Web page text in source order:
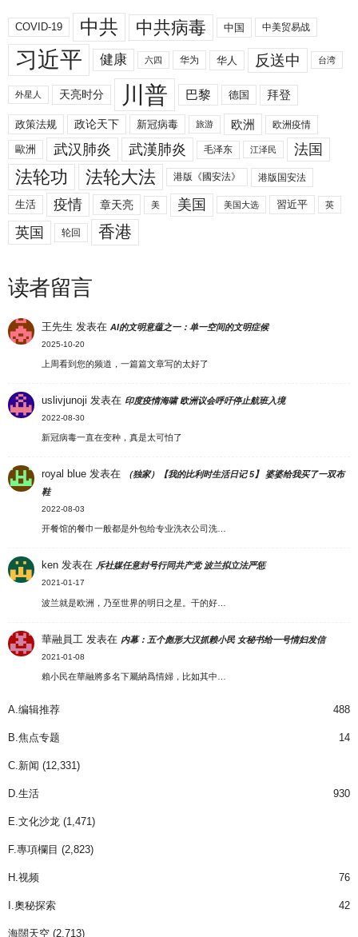
COVID-19 中共 中共病毒 中国 中美贸易战
习近平 健康 六四 华为 华人 反送中 台湾
外星人 天亮时分 川普 巴黎 德国 拜登
政策法规 政论天下 新冠病毒 旅游 欧洲 欧洲疫情
歐洲 武汉肺炎 武漢肺炎 毛泽东 江泽民 法国
法轮功 法轮大法 港版《國安法》 港版国安法
生活 疫情 章天亮 美 美国 美国大选 習近平 英
英国 轮回 香港
读者留言
王先生 发表在AI的文明意蕴之一：单一空间的文明症候
2025-10-20
上周看到您的频道，一篇篇文章写的太好了
uslivjunoji 发表在 印度疫情海啸 欧洲议会呼吁停止航班入境
2022-08-30
新冠病毒一直在变种，真是太可怕了
royal blue 发表在
（独家）【我的比利时生活日记 5】 婆婆给我买了一双布
鞋
2022-08-03
开餐馆的餐巾一般都是外包给专业洗衣公司洗…
ken 发表在 斥社媒任意封号行同共产党 波兰拟立法严惩
2021-01-17
波兰就是欧洲，乃至世界的明日之星。干的好…
華融員工 发表在 内幕：五个彪形大汉抓赖小民 女秘书给一号情妇发信
2021-01-08
賴小民在華融將多名下屬納爲情婦，比如其中…
A.编辑推荐 488
B.焦点专题 14
C.新闻 (12,331)
D.生活 930
E.文化沙龙 (1,471)
F.專項欄目 (2,823)
H.视频 76
I.奧秘探索 42
海闊天空 (2,713)